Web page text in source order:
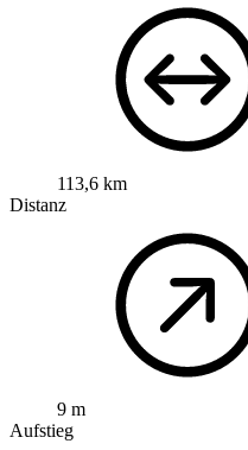
113,6 km
Distanz
9 m
Aufstieg